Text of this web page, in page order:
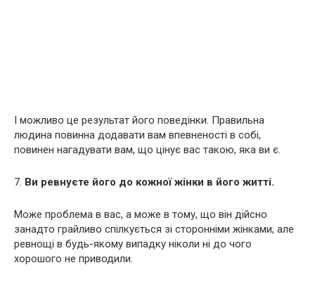
І можливо це результат його поведінки. Правильна
людина повинна додавати вам впевненості в собі,
повинен нагадувати вам, що цінує вас такою, яка ви є.
7. Ви ревнуєте його до кожної жінки в його житті.
Може проблема в вас, а може в тому, що він дійсно
занадто грайливо спілкується зі сторонніми жінками, але
ревнощі в будь-якому випадку ніколи ні до чого
хорошого не приводили.